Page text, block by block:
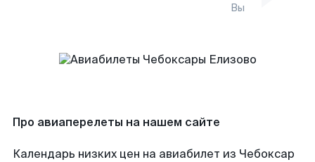
Вы
Про авиаперелеты на нашем сайте
Календарь низких цен на авиабилет из Чебоксар